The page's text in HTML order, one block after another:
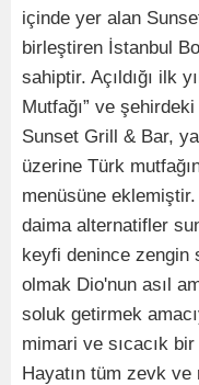
içinde yer alan
birleştiren İstanbul
sahiptir. Açıldığı ilk
Mutfağı” ve
Sunset Grill & Bar,
üzerine Türk
menüsüne
daima alternatifler
keyfi denince zengin
olmak Dio'nun asıl
soluk getirmek
mimari ve sıcacık
Hayatın tüm zevk